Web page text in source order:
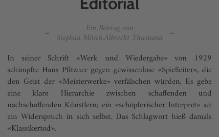
Ein Beitrag von
Stephan Mösch,Albrecht Thiemann
In seiner Schrift «Werk und Wiedergabe» von 1929
schimpfte Hans Pfitzner gegen gewissenlose «Spielleiter», die
den Geist der «Meisterwerke» verfälschen würden. Es gebe
eine klare Hierarchie zwischen schaffenden und
nachschaffenden Künstlern; ein «schöpferischer Interpret» sei
ein Widerspruch in sich selbst. Das Schlagwort hieß damals
«Klassikertod».